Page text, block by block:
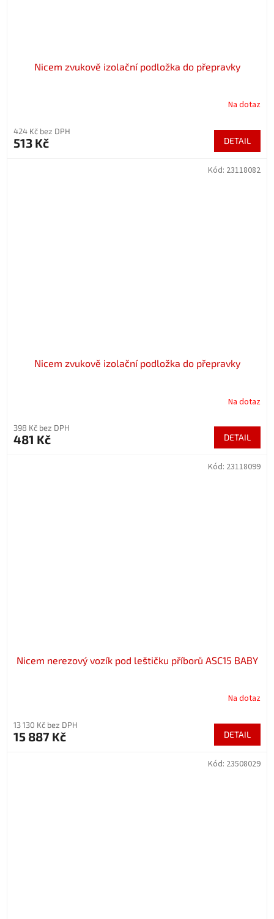
Nicem zvukově izolační podložka do přepravky
Na dotaz
424 Kč bez DPH
513 Kč DETAIL
Nicem zvukově izolační podložka do přepravky
Na dotaz
398 Kč bez DPH
481 Kč DETAIL
Kód: 23118082
Nicem nerezový vozík pod leštičku příborů ASC15 BABY
Na dotaz
13 130 Kč bez DPH
15 887 Kč DETAIL
Kód: 23118099
Kód: 23508029